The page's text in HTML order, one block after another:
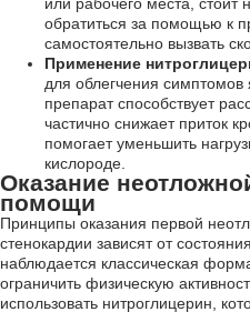
обратиться за помощью к
самостоятельно вызвать
Применение
для облегчения симптомов
препарат способствует
частично снижает приток
помогает уменьшить
кислороде.
Оказание
помощи
Принципы оказания первой
стенокардии зависят от
наблюдается классическая
ограничить физическую
использовать нитроглицерин,